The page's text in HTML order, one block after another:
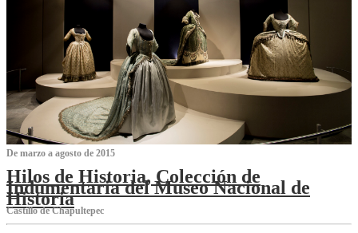
De marzo a agosto de 2015
Hilos de Historia, Colección de
Indumentaria del Museo Nacional de
Historia
Castillo de Chapultepec